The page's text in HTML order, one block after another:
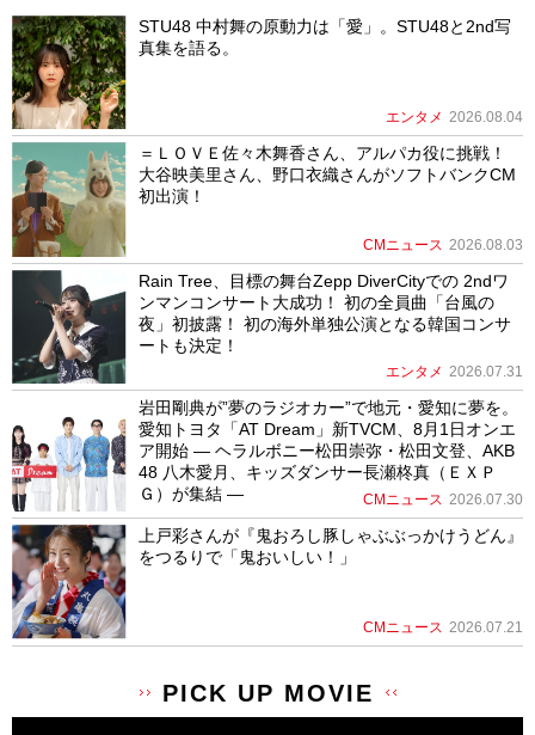
STU48 中村舞の原動力は「愛」。STU48と2nd写
真集を語る。
エンタメ 2026.08.04
＝ＬＯＶＥ佐々木舞香さん、アルパカ役に挑戦！
大谷映美里さん、野口衣織さんがソフトバンクCM
初出演！
CMニュース 2026.08.03
Rain Tree、目標の舞台Zepp DiverCityでの 2ndワ
ンマンコンサート大成功！ 初の全員曲「台風の
夜」初披露！ 初の海外単独公演となる韓国コンサ
ートも決定！
エンタメ 2026.07.31
岩田剛典が”夢のラジオカー”で地元・愛知に夢を。
愛知トヨタ「AT Dream」新TVCM、8月1日オンエ
ア開始 ― ヘラルボニー松田崇弥・松田文登、AKB
48 八木愛月、キッズダンサー長瀬柊真（ＥＸＰ
Ｇ）が集結 ―
CMニュース 2026.07.30
上戸彩さんが『鬼おろし豚しゃぶぶっかけうどん』
をつるりで「鬼おいしい！」
CMニュース 2026.07.21
PICK UP MOVIE